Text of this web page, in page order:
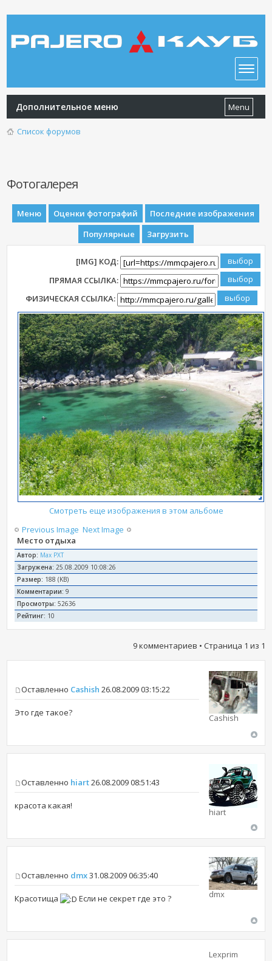
Дополнительное меню Menu
Список форумов
Фотогалерея
Меню Оценки фотографий
Последние изображения
Популярные
Загрузить
[IMG] КОД:
ПРЯМАЯ ССЫЛКА:
ФИЗИЧЕСКАЯ ССЫЛКА:
Смотреть еще изображения в этом альбоме
Previous Image Next Image
Место отдыха
Автор: Max PXT
Загружена:25.08.2009 10:08:26
Размер: 188 (KB)
Комментарии:9
Просмотры:52636
Рейтинг: 10
9 комментариев • Страница 1 из 1
Оставленно Cashish 26.08.2009 03:15:22
Это где такое?
Cashish
Оставленно hiart26.08.2009 08:51:43
красота какая!
hiart
Оставленно dmx31.08.2009 06:35:40
Красотища Если не секрет где это ? dmx
Lexprim